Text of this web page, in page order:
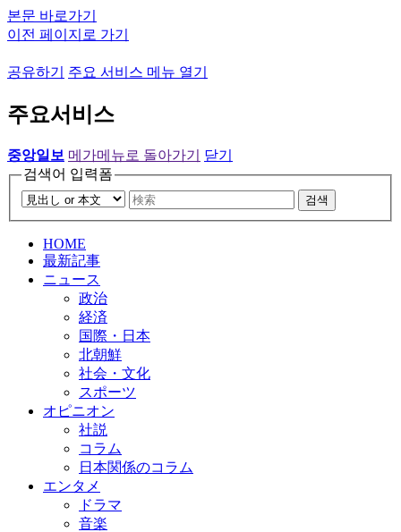
본문 바로가기
이전 페이지로 가기
공유하기 주요 서비스 메뉴 열기
주요서비스
중앙일보 메가메뉴로 돌아가기
닫기
검색어 입력폼
검색
HOME
最新記事
ニュース
政治
経済
国際・日本
北朝鮮
社会・文化
スポーツ
オピニオン
社説
コラム
日本関係のコラム
エンタメ
ドラマ
音楽